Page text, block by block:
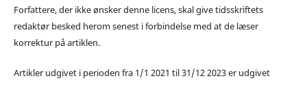
Forfattere, der ikke ønsker denne licens, skal give tidsskriftets
redaktør besked herom senest i forbindelse med at de læser
korrektur på artiklen.
Artikler udgivet i perioden fra 1/1 2021 til 31/12 2023 er udgivet